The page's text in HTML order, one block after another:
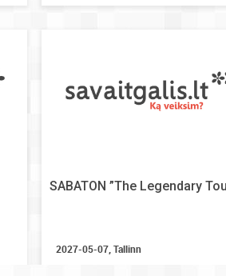
SABATON ”The Legendary
2027-05-07, Tallinn